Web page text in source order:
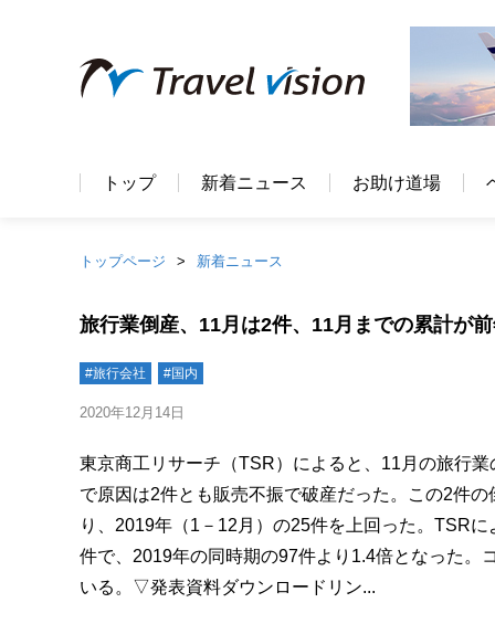
トップ 新着ニュース お助け道場
トップページ 新着ニュース
旅行業倒産、11月は2件、11月までの累計が
#旅行会社 #国内
2020年12月14日
東京商工リサーチ（TSR）によると、11月の旅行
で原因は2件とも販売不振で破産だった。この2件
り、2019年（1－12月）の25件を上回った。TSR
件で、2019年の同時期の97件より1.4倍となった。
いる。▽発表資料ダウンロードリン...